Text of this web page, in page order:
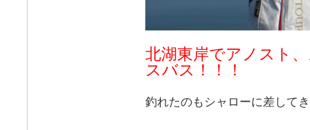
北湖東岸でアノスト
スバス！！！
釣れたのもシャローに差して